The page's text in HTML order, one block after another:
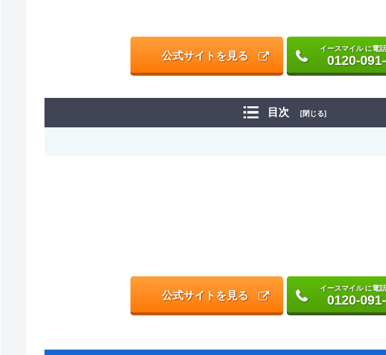
公式サイトを見る
イースマイル に電
0120-
目次 [閉じる]
公式サイトを見る
イースマイル に電
0120-